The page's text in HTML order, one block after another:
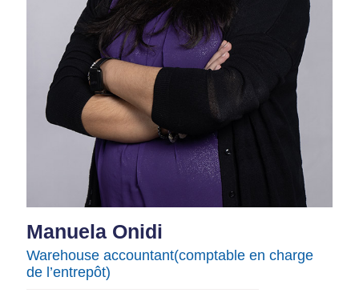
Manuela Onidi
Warehouse accountant​(comptable en charge
de l’entrepôt)